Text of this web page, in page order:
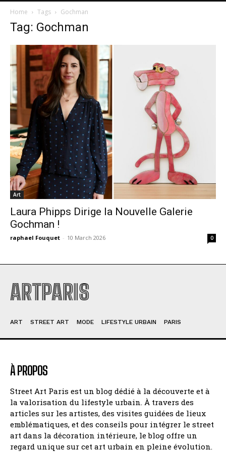
Home Tags Gochman
Tag: Gochman
Art
Laura Phipps Dirige la Nouvelle Galerie
Gochman !
raphael Fouquet - 10 March 2026 0
ARTPARIS
ART STREET ART MODE LIFESTYLE URBAIN PARIS
À PROPOS
Street Art Paris est un blog dédié à la découverte et à
la valorisation du lifestyle urbain. À travers des
articles sur les artistes, des visites guidées de lieux
emblématiques, et des conseils pour intégrer le street
art dans la décoration intérieure, le blog offre un
regard unique sur cet art urbain en pleine évolution.